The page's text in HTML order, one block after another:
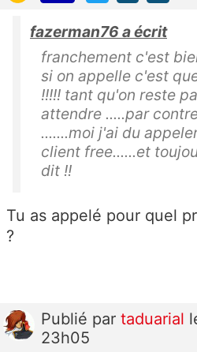
fazerman76 a écrit
franchement c'est
si on appelle c'est
!!!!! tant qu'on reste
attendre .....par
.......moi j'ai du
client free......et
dit !!
Tu as appelé pour quel
?
Publié par taduarial
23h05